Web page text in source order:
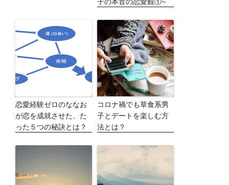
恋愛経験ゼロのななお
が恋を成就させた、た
った５つの秘訣とは？
コロナ禍でも草食系男
子とデートを楽しむ方
法とは？